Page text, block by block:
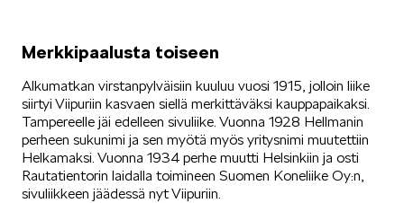
KUVASSA
Merkkipaalusta toiseen
Alkumatkan virstanpylväisiin kuuluu vuosi 1915, jolloin liike
siirtyi Viipuriin kasvaen siellä merkittäväksi kauppapaikaksi.
Tampereelle jäi edelleen sivuliike. Vuonna 1928 Hellmanin
perheen sukunimi ja sen myötä myös yritysnimi muutettiin
Helkamaksi. Vuonna 1934 perhe muutti Helsinkiin ja osti
Rautatientorin laidalla toimineen Suomen Koneliike Oy:n,
sivuliikkeen jäädessä nyt Viipuriin.